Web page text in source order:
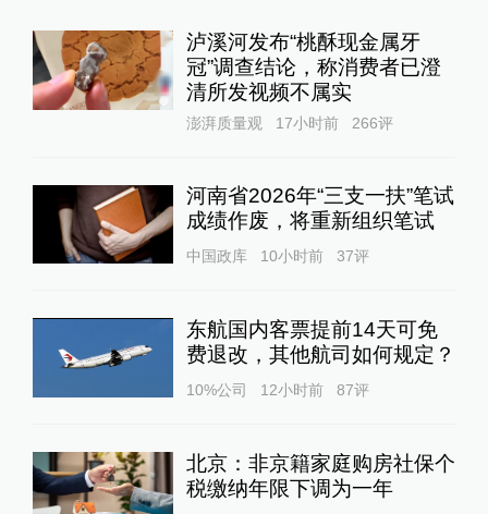
泸溪河发布“桃酥现金属牙
冠”调查结论，称消费者已澄
清所发视频不属实
澎湃质量观 17小时前 266评
河南省2026年“三支一扶”笔试
成绩作废，将重新组织笔试
中国政库 10小时前 37评
东航国内客票提前14天可免
费退改，其他航司如何规定？
10%公司 12小时前 87评
北京：非京籍家庭购房社保个
税缴纳年限下调为一年